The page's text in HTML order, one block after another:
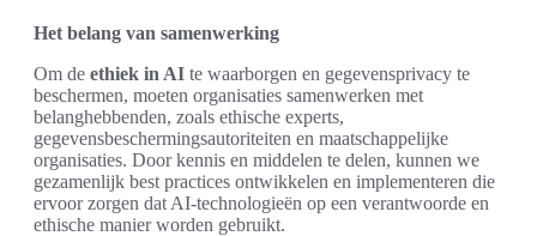
Het belang van samenwerking
Om de ethiek in AI te waarborgen en gegevensprivacy te
beschermen, moeten organisaties samenwerken met
belanghebbenden, zoals ethische experts,
gegevensbeschermingsautoriteiten en maatschappelijke
organisaties. Door kennis en middelen te delen, kunnen we
gezamenlijk best practices ontwikkelen en implementeren die
ervoor zorgen dat AI-technologieën op een verantwoorde en
ethische manier worden gebruikt.